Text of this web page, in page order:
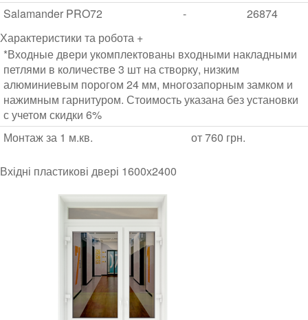
Salamander PRO72
-
26874
Характеристики та робота +
*Входные двери укомплектованы входными накладными
петлями в количестве 3 шт на створку, низким
алюминиевым порогом 24 мм, многозапорным замком и
нажимным гарнитуром. Стоимость указана без установки
с учетом скидки 6%
Монтаж за 1 м.кв.
от 760 грн.
Вхідні пластикові двері 1600х2400